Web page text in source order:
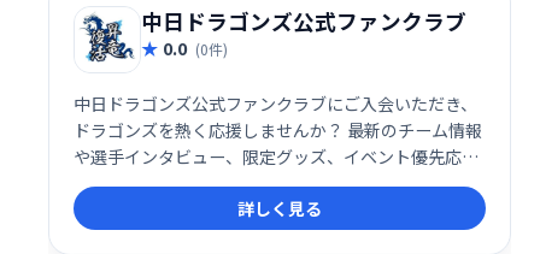
中日ドラゴンズ公式ファンクラブ
0.0 (0件)
中日ドラゴンズ公式ファンクラブにご入会いただき、
ドラゴンズを熱く応援しませんか？ 最新のチーム情報
や選手インタビュー、限定グッズ、イベント優先応募
など、ファンクラブ会員だけの特別な特典をご用意し
ています。 ナゴヤドームでの試合観戦をさらに盛り上
げる、充実のサービスで、あなたを全力でサポートし
詳しく見る